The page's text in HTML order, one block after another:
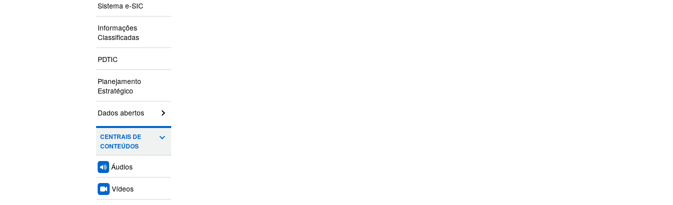
Sistema e-SIC
Informações
Classificadas
PDTIC
Planejamento
Estratégico
Dados abertos
CENTRAIS DE
CONTEÚDOS
Áudios
Vídeos